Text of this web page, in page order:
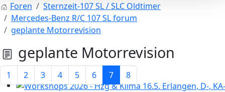
Foren
Sternzeit-107 SL / SLC Oldtimer
Mercedes-Benz R/C 107 SL forum
geplante Motorrevision
geplante Motorrevision
1 2 3 4 5 6 7 8